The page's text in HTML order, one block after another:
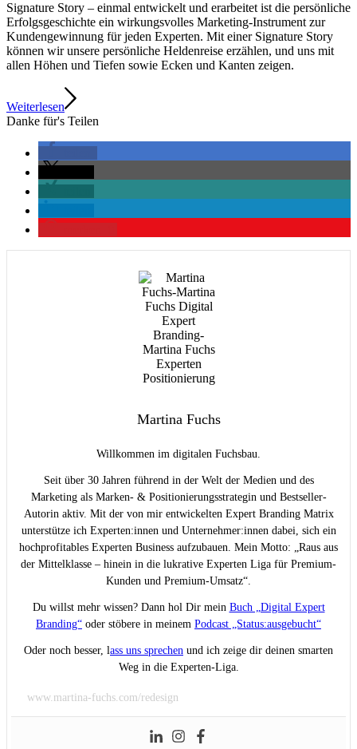
Signature Story – einmal entwickelt und erarbeitet ist die persönliche
Erfolgsgeschichte ein wirkungsvolles Marketing-Instrument zur
Kundengewinnung für jeden Experten. Mit einer Signature Story
können wir unsere persönliche Heldenreise erzählen, und uns mit
allen Höhen und Tiefen sowie Ecken und Kanten zeigen.
Weiterlesen
Danke für's Teilen
Martina Fuchs
Willkommen im digitalen Fuchsbau.
Seit über 30 Jahren führend in der Welt der Medien und des
Marketing als Marken- & Positionierungsstrategin und Bestseller-
Autorin aktiv. Mit der von mir entwickelten Expert Branding Matrix
unterstütze ich Experten:innen und Unternehmer:innen dabei, sich ein
hochprofitables Experten Business aufzubauen. Mein Motto: „Raus aus
der Mittelklasse – hinein in die lukrative Experten Liga für Premium-
Kunden und Premium-Umsatz“.
Du willst mehr wissen? Dann hol Dir mein Buch „Digital Expert
Branding“ oder stöbere in meinem Podcast „Status:ausgebucht“
Oder noch besser, lass uns sprechen und ich zeige dir deinen smarten
Weg in die Experten-Liga.
www.martina-fuchs.com/redesign